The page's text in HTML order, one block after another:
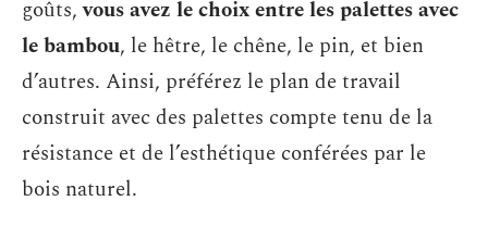
goûts,vous avez le choix entre les palettes avec
le bambou, le hêtre, le chêne, le pin, et bien
d’autres. Ainsi, préférez le plan de travail
construit avec des palettes compte tenu de la
résistance et de l’esthétique conférées par le
bois naturel.